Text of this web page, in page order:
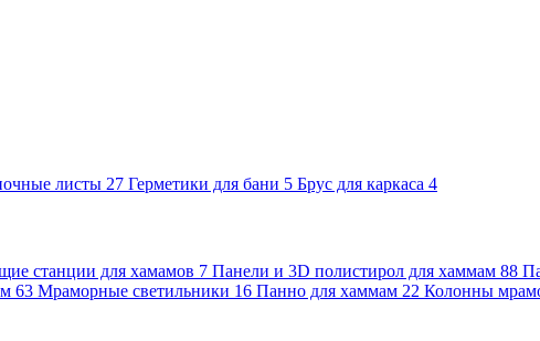
листы 27 Герметики для бани 5 Брус для каркаса 4
станции для хамамов 7 Панели и 3D полистирол для хаммам 88
63 Мраморные светильники 16 Панно для хаммам 22 Колонны